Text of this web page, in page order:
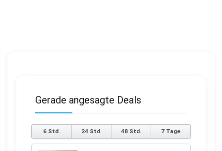
Gerade angesagte Deals
6 Std. 24 Std. 48 Std. 7 Tage